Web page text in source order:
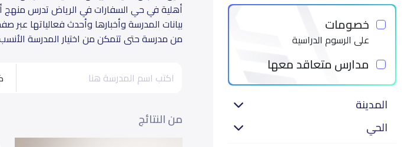
خصومات
على الرسوم الدراسية
مدارس متعاقد معها
المدينة
الحي
أهلية في حي السفارات في الرياض تدرس منهج
بيانات المدرسة وأخبارها وأحدث فعالياتها عبر
من مدرسة حتى تتمكن من اختيار المدرسة الأنسب
من النتائج